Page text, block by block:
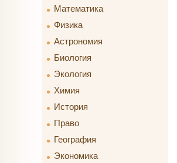
Математика
Физика
Астрономия
Биология
Экология
Химия
История
Право
География
Экономика